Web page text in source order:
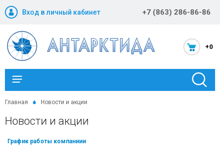
Вход в личный кабинет +7 (863) 286-86-86
+0
Новости и акции
Главная Новости и акции
Новости и акции
График работы компаниии